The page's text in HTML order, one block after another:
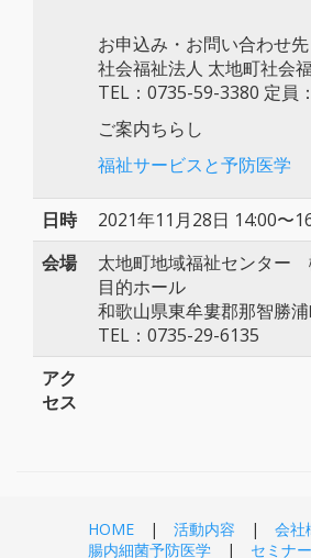
お申込み・お問い合わせ先
社会福祉法人 太地町社会
TEL：0735-59-3380 定員
ご案内ちらし
福祉サービスと予防医学
日時
2021年11月28日 14:00〜
会場
太地町地域福祉センタ
目的ホール
和歌山県東牟婁郡那智勝
TEL：0735-29-6135
アク
セス
HOME 活動内容
会社
腸内細菌予防医学
セミナ